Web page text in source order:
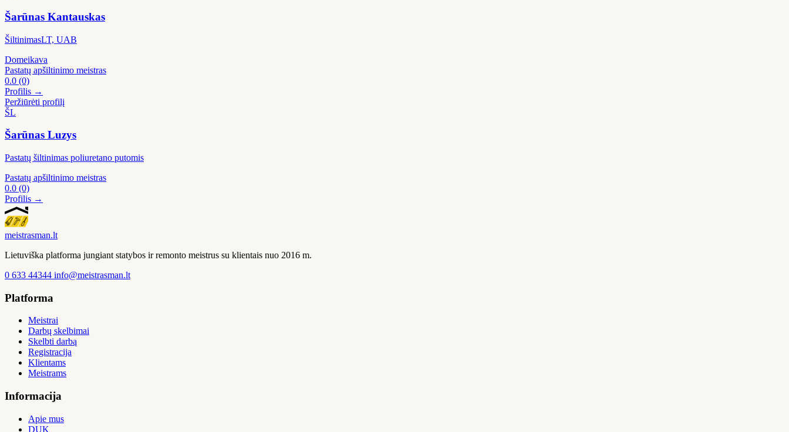
Šarūnas Kantauskas
ŠiltinimasLT, UAB
Domeikava
Pastatų apšiltinimo meistras
0.0 (0)
Profilis →
Peržiūrėti profilį
ŠL
Šarūnas Luzys
Pastatų šiltinimas poliuretano putomis
Pastatų apšiltinimo meistras
0.0 (0)
Profilis →
meistrasman.lt
Lietuviška platforma jungiant statybos ir remonto meistrus su klientais nuo 2016 m.
0 633 44344 info@meistrasman.lt
Platforma
Meistrai
Darbų skelbimai
Skelbti darbą
Registracija
Klientams
Meistrams
Informacija
Apie mus
DUK